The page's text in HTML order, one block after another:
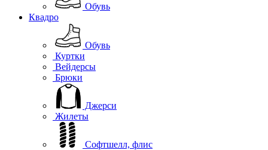
Обувь
Квадро
Обувь
Куртки
Вейдерсы
Брюки
Джерси
Жилеты
Софтшелл, флис